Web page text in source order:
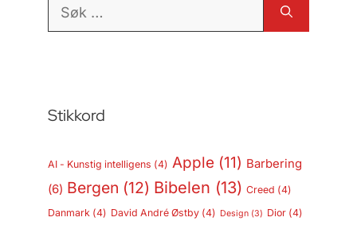
Stikkord
AI - Kunstig intelligens (4) Apple (11) Barbering
(6) Bergen (12) Bibelen (13) Creed (4)
Danmark(4) David André Østby(4) Design(3) Dior(4)